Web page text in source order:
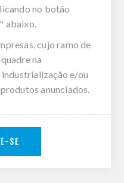
no botão
abaixo.
cujo ramo de
na
e/ou
anunciados.
SE